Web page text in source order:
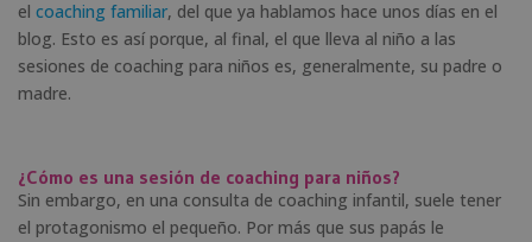
el coaching familiar, del que ya hablamos hace unos días en el
blog. Esto es así porque, al final, el que lleva al niño a las
sesiones de coaching para niños es, generalmente, su padre o
madre.
¿Cómo es una sesión de coaching para niños?
Sin embargo, en una consulta de coaching infantil, suele tener
el protagonismo el pequeño. Por más que sus papás le